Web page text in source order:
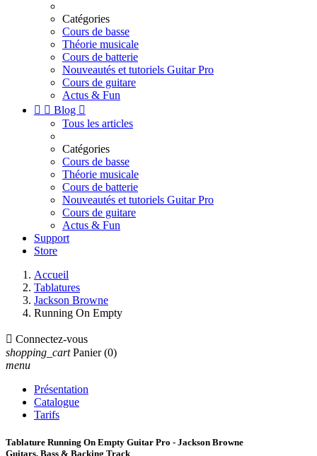
Catégories
Cours de basse
Théorie musicale
Cours de batterie
Nouveautés et tutoriels Guitar Pro
Cours de guitare
Actus & Fun
  Blog 
Tous les articles
Catégories
Cours de basse
Théorie musicale
Cours de batterie
Nouveautés et tutoriels Guitar Pro
Cours de guitare
Actus & Fun
Support
Store
Accueil
Tablatures
Jackson Browne
Running On Empty
 Connectez-vous
shopping_cart Panier (0)
menu
Présentation
Catalogue
Tarifs
Tablature Running On Empty Guitar Pro - Jackson Browne
Guitars, Bass & Backing Track